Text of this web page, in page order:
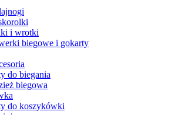
i wrotki
biegowe i gokarty
do biegania
biegowa
do koszykówki